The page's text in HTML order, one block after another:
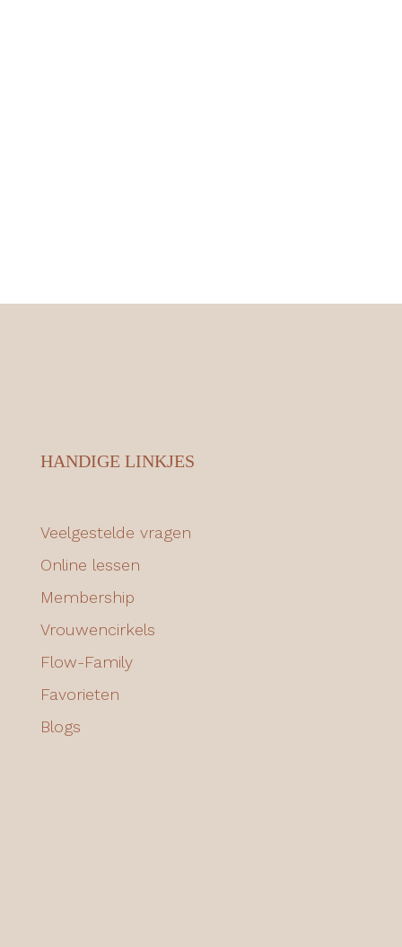
HANDIGE LINKJES
Veelgestelde vragen
Online lessen
Membership
Vrouwencirkels
Flow-Family
Favorieten
Blogs